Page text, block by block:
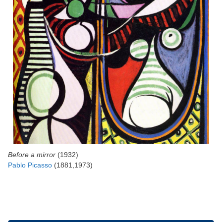
Before a mirror (1932)
Pablo Picasso (1881,1973)